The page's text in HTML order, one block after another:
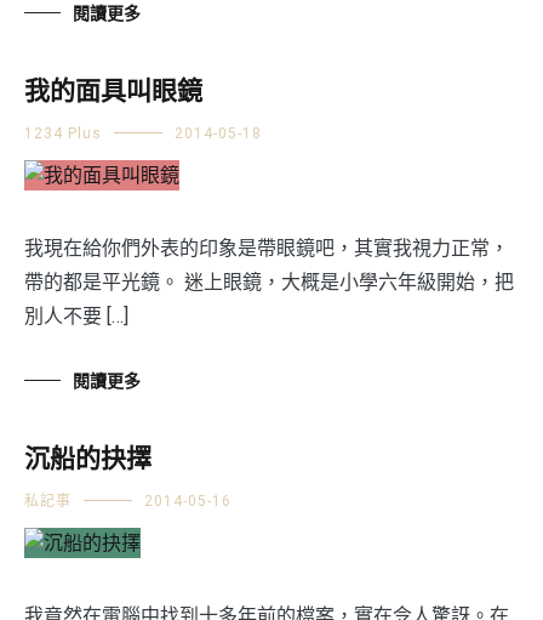
閱讀更多
我的面具叫眼鏡
1234 Plus 2014-05-18
我現在給你們外表的印象是帶眼鏡吧，其實我視力正常，
帶的都是平光鏡。 迷上眼鏡，大概是小學六年級開始，把
別人不要 […]
閱讀更多
沉船的抉擇
私記事 2014-05-16